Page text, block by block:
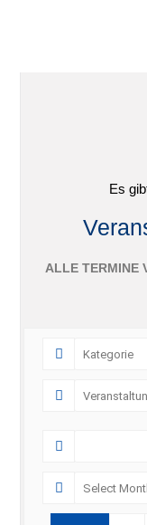
Es
ALLE TERMINE